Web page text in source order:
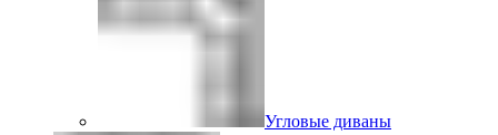
Угловые диваны